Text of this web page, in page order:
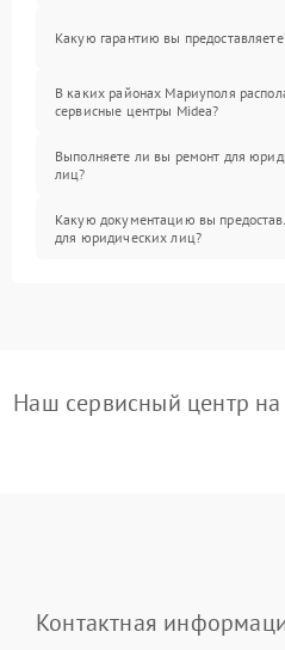
Какую гарантию вы
В каких районах Мариуполя
сервисные центры Midea?
Выполняете ли вы ремонт для
лиц?
Какую документацию вы
для юридических лиц?
Наш сервисный центр
Контактная